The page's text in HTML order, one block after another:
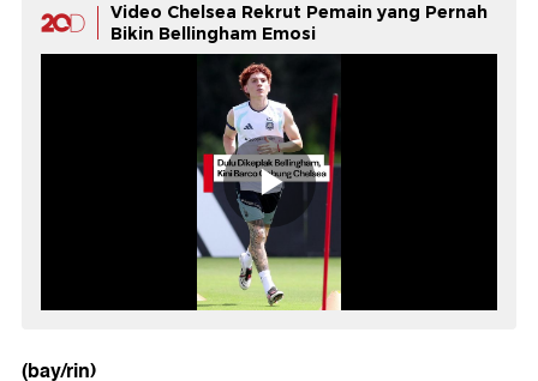
Video Chelsea Rekrut Pemain yang Pernah
Bikin Bellingham Emosi
(bay/rin)